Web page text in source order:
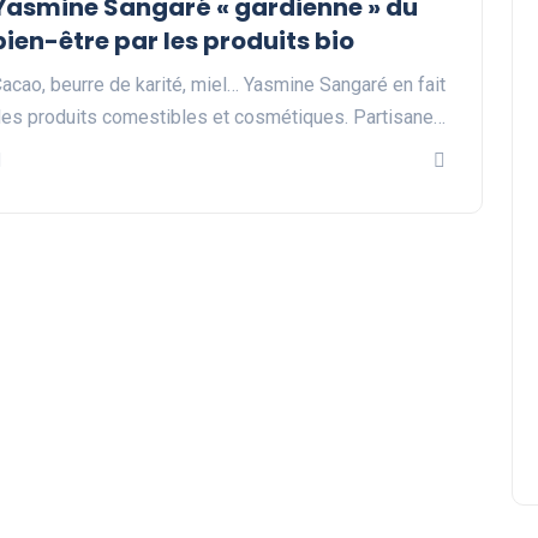
Sangaré « gardienne » du
être par les produits bio
beurre de karité, miel… Yasmine Sangaré en fait
produits comestibles et cosmétiques. Partisane…